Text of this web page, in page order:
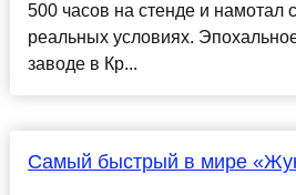
500 часов на стенде и намотал
реальных условиях.
заводе в Кр...
Самый быстрый в мире